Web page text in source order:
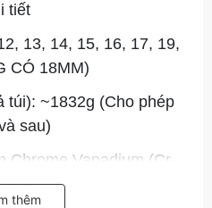
tiết
13, 14, 15, 16, 17, 19,
CÓ 18MM)
túi): ~1832g (Cho phép
sau)
Chrome Vanadium (Cr-
thêm